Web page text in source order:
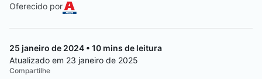
Oferecido por
25 janeiro de 2024 • 10 mins de leitura
Atualizado em 23 janeiro de 2025
Compartilhe